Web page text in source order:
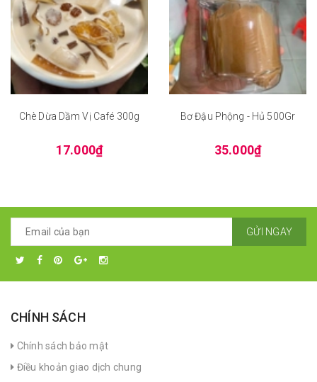
Chè Dừa Dầm Vị Café 300g
17.000₫
Bơ Đậu Phộng - Hủ 500Gr
35.000₫
GỬI NGAY
CHÍNH SÁCH
Chính sách bảo mật
Điều khoản giao dịch chung